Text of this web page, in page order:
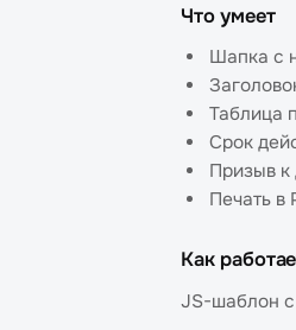
Что умеет
Шапка с
Таблица
Срок
Призыв к
Печать в
Как
JS-шаблон с